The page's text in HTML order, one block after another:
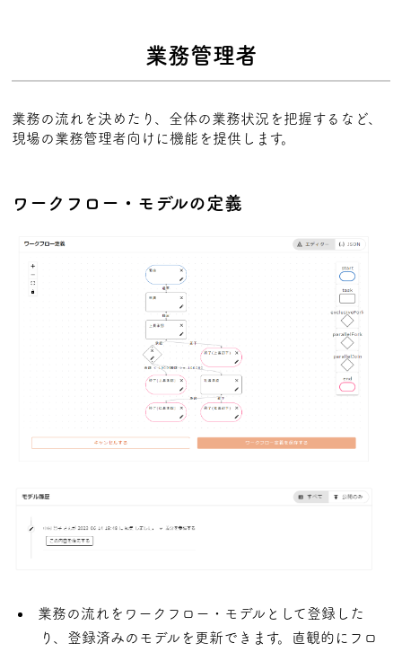
業務管理者
業務の流れを決めたり、全体の業務状況を把握するなど、
現場の業務管理者向けに機能を提供します。
ワークフロー・モデルの定義
業務の流れをワークフロー・モデルとして登録した
り、登録済みのモデルを更新できます。直観的にフロ